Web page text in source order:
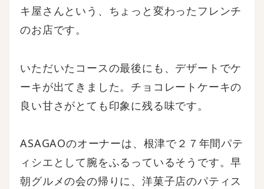
キ屋さんという、ちょっと変わったフレンチ
のお店です。
いただいたコースの最後にも、デザートでケ
ーキが出てきました。チョコレートケーキの
良い甘さがとても印象に残る味です。
ASAGAOのオーナーは、根津で２７年間パテ
ィシエとして腕をふるっているそうです。早
朝グルメの会の帰りに、洋菓子店のパティス